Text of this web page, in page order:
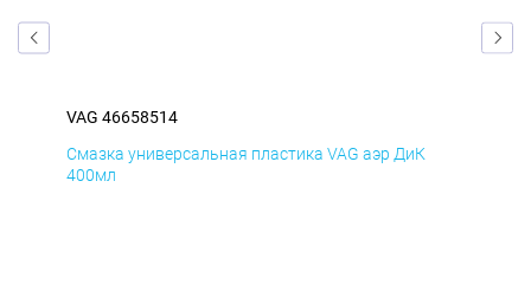
VAG 46658514
Смазка универсальная пластика VAG аэр ДиК
400мл